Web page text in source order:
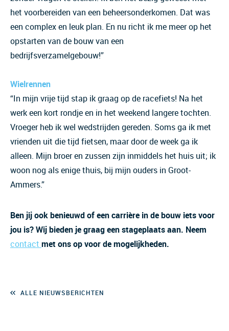
het voorbereiden van een beheersonderkomen. Dat was
een complex en leuk plan. En nu richt ik me meer op het
opstarten van de bouw van een
bedrijfsverzamelgebouw!”
Wielrennen
“In mijn vrije tijd stap ik graag op de racefiets! Na het
werk een kort rondje en in het weekend langere tochten.
Vroeger heb ik wel wedstrijden gereden. Soms ga ik met
vrienden uit die tijd fietsen, maar door de week ga ik
alleen. Mijn broer en zussen zijn inmiddels het huis uit; ik
woon nog als enige thuis, bij mijn ouders in Groot-
Ammers.”
Ben jij ook benieuwd of een carrière in de bouw iets voor
jou is? Wij bieden je graag een stageplaats aan. Neem
contact met ons op voor de mogelijkheden.
ALLE NIEUWSBERICHTEN